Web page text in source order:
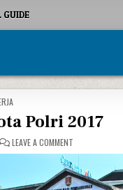
GUIDE
Polri 2017
LEAVE A COMMENT